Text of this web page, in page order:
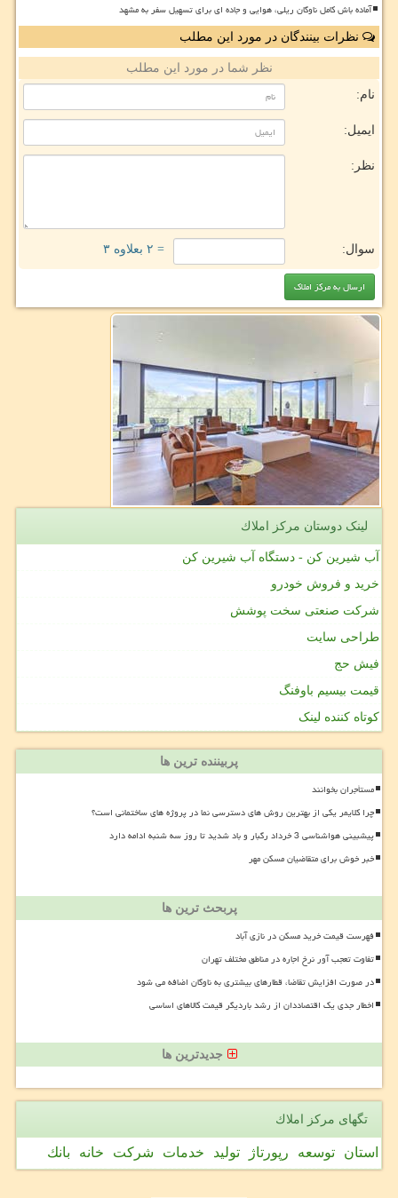
آماده باش کامل ناوگان ریلی، هوایی و جاده ای برای تسهیل سفر به مشهد
نظرات بینندگان در مورد این مطلب
نظر شما در مورد این مطلب
نام:
ایمیل:
نظر:
سوال: = ۲ بعلاوه ۳
لینک دوستان مركز املاك
آب شیرین کن - دستگاه آب شیرین کن
خرید و فروش خودرو
شرکت صنعتی سخت پوشش
طراحی سایت
فیش حج
قیمت بیسیم باوفنگ
کوتاه کننده لینک
پربیننده ترین ها
مستأجران بخوانند
چرا کلایمر یکی از بهترین روش های دسترسی نما در پروژه های ساختمانی است؟
پیشبینی هواشناسی 3 خرداد رگبار و باد شدید تا روز سه شنبه ادامه دارد
خبر خوش برای متقاضیان مسکن مهر
پربحث ترین ها
فهرست قیمت خرید مسکن در نازی آباد
تفاوت تعجب آور نرخ اجاره در مناطق مختلف تهران
در صورت افزایش تقاضا، قطارهای بیشتری به ناوگان اضافه می شود
اخطار جدی یک اقتصاددان از رشد باردیگر قیمت کالاهای اساسی
جدیدترین ها
تگهای مركز املاك
استان توسعه رپورتاژ تولید خدمات شركت خانه بانك